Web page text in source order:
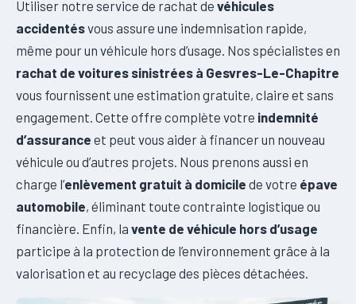
Utiliser notre service de rachat de véhicules
accidentésvous assure une indemnisation rapide,
même pour un véhicule hors d’usage. Nos spécialistes en
rachat de voitures sinistrées à Gesvres-Le-Chapitre
vous fournissent une estimation gratuite, claire et sans
engagement. Cette offre complète votre indemnité
d’assurance et peut vous aider à financer un nouveau
véhicule ou d’autres projets. Nous prenons aussi en
charge l’enlèvement gratuit à domicile de votre épave
automobile, éliminant toute contrainte logistique ou
financière. Enfin, la vente de véhicule hors d’usage
participe à la protection de l’environnement grâce à la
valorisation et au recyclage des pièces détachées.